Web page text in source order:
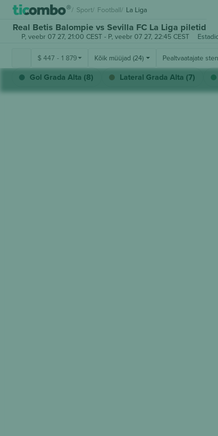
Sport Football La Liga
Real Betis Balompie vs Sevilla FC La Liga piletid
P, veebr 07 27, 21:00 CEST- P, veebr 07 27, 22:45 CEST
$ 447 - 1 879 Kõik müüjad (24) Pealtvaatajate
Gol Grada Alta (8) Lateral Grada Alta (7)